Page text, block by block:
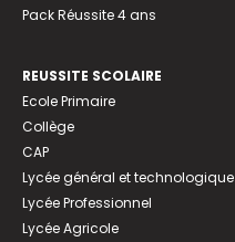
Pack Réussite 4 ans
REUSSITE SCOLAIRE
Ecole Primaire
Collège
CAP
Lycée général et technologique
Lycée Professionnel
Lycée Agricole